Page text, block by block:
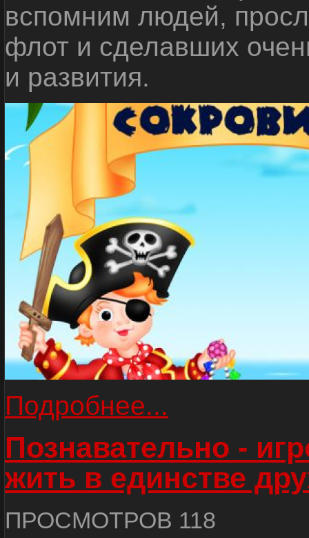
вспомним людей,
флот и сделавших
и развития.
Подробнее...
Познавательно -
жить в единстве
ПРОСМОТРОВ 118